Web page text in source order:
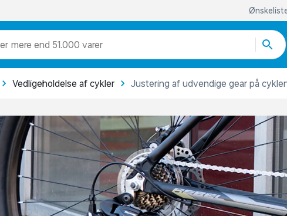
mere end 51.000 varer
Vedligeholdelse af cykler Justering af udvendige gear på